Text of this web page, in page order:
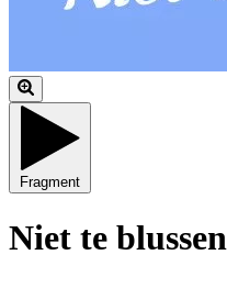
Fragment
Niet te blussen